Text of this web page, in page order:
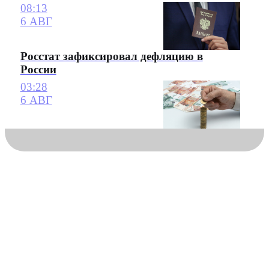
08:13
6 АВГ
Росстат зафиксировал дефляцию в
России
03:28
6 АВГ